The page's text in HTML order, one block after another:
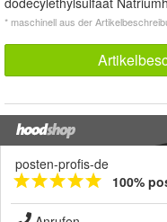
* maschinell aus der
posten-profis-de
100%